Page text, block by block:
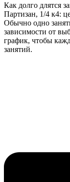
Как долго длятся
Партизан, 1/4 к4:
Обычно одно
зависимости от
график, чтобы
занятий.